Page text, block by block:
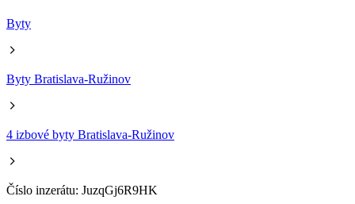
Byty
Byty Bratislava-Ružinov
4 izbové byty Bratislava-Ružinov
Číslo inzerátu: JuzqGj6R9HK